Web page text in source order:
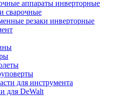
аппараты инверторные
сварочные
резаки инверторные
для инструмента
для DeWalt